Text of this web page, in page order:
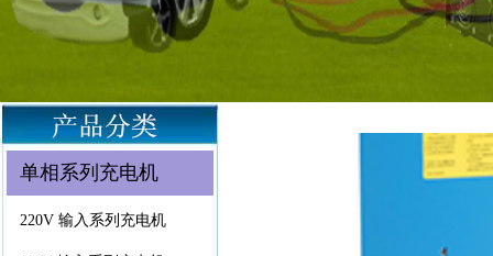
单相系列充电机
220V 输入系列充电机